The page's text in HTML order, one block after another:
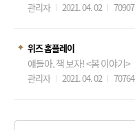
관리자 2021. 04. 02 70907
위즈 홈플레이
얘들아, 책 보자! <봄 이야기>
관리자 2021. 04. 02 70764